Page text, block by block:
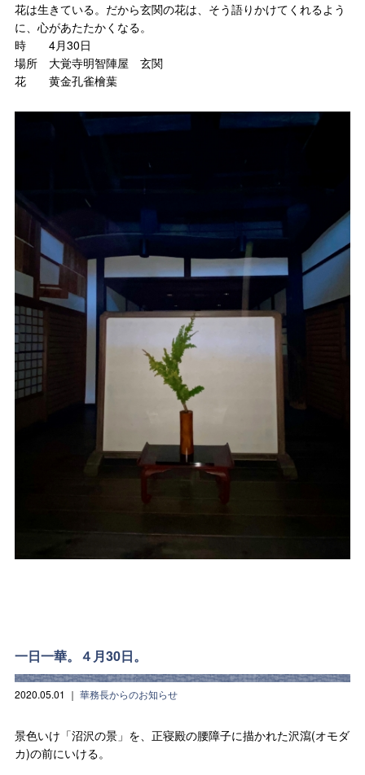
花は生きている。だから玄関の花は、そう語りかけてくれるよう
に、心があたたかくなる。
時 4月30日
場所 大覚寺明智陣屋 玄関
花 黄金孔雀檜葉
一日一華。４月30日。
2020.05.01 ｜ 華務長からのお知らせ
景色いけ「沼沢の景」を、正寝殿の腰障子に描かれた沢瀉(オモダ
カ)の前にいける。